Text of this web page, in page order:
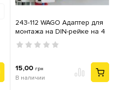
243-112 WAGO Адаптер для
монтажа на DIN-рейке на 4
клеммы, для 243 серии
15,00 грн
В наличии